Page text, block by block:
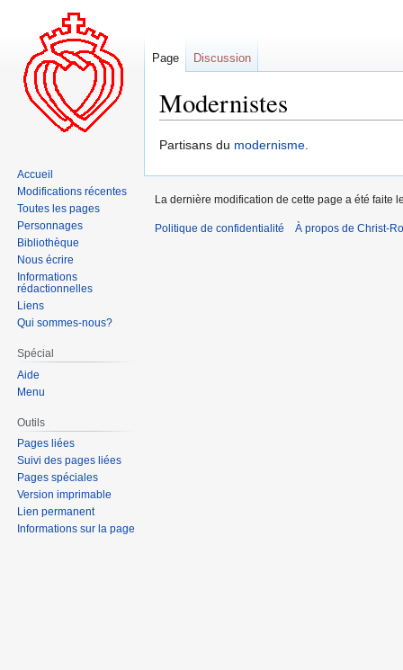
Modernistes
Aller
navigation
Aller
recherche
Partisans du modernisme.
Page Discussion
Accueil
Modifications récentes
Toutes les pages
Personnages
Bibliothèque
Nous écrire
Informations
rédactionnelles
Liens
Qui sommes-nous?
Spécial
Aide
Menu
Outils
Pages liées
Suivi des pages liées
Pages spéciales
Version imprimable
Lien permanent
Informations sur la page
La dernière modification de cette page a été faite
Politique de confidentialité À propos de Christ-